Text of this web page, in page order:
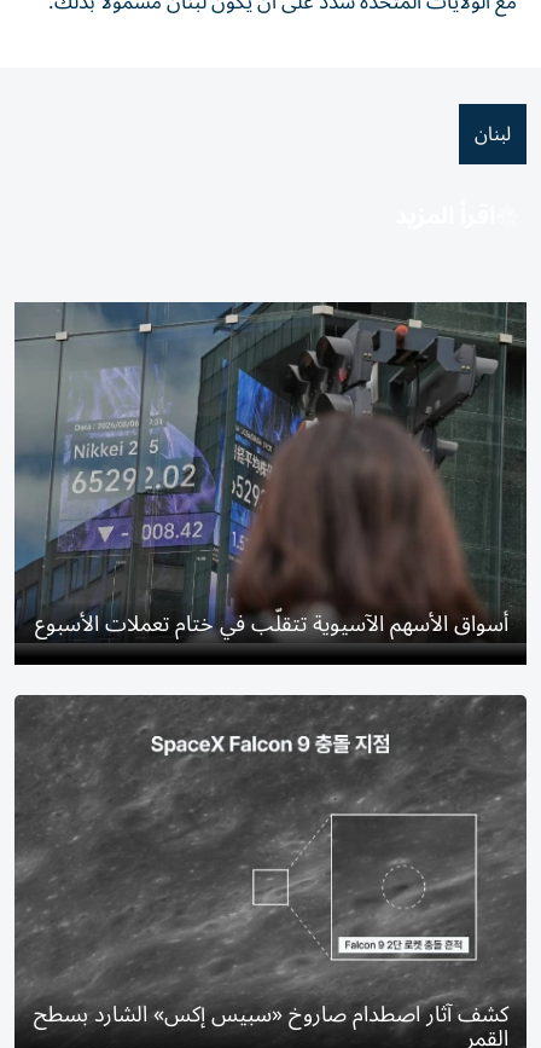
لبنان
أسواق الأسهم الآسيوية تتقلّب في ختام تعملات الأسبوع
كشف آثار اصطدام صاروخ «سبيس إكس» الشارد بسطح
القمر